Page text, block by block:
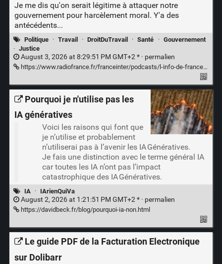
Je me dis qu'on serait légitime à attaquer notre
gouvernement pour harcèlement moral. Y'a des
antécédents...
Politique · Travail · DroitDuTravail · Santé · Gouvernement
· Justice
August 3, 2026 at 8:29:51 PM GMT+2 * · permalien
https://www.radiofrance.fr/franceinter/podcasts/l-info-de-france-inter/les-services-du-premier-ministre-secoues-par-deux-suicides-recents-et-deux-tentatives-des-enquetes-sont-ouvertes-3572702
Pourquoi je n'utilise pas les
IA génératives
Voici les raisons qui font que
je n’utilise et probablement
n’utiliserai pas à l’avenir les IA Génératives.
Je fais une distinction avec le terme général IA
car toutes les IA n’ont pas l’impact
catastrophique des IA Génératives.
IA · IArienQuiVa
August 2, 2026 at 1:21:51 PM GMT+2 * · permalien
https://davidbeck.fr/blog/pourquoi-ia-non.html
Le guide PDF de la Facturation Electronique
sur Dolibarr